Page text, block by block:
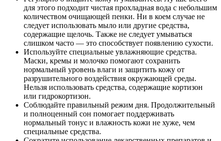
для этого подходит чистая прохладная вода с небольшим
количеством очищающей пенки. Ни в коем случае не
следует использовать мыло или другие средства,
содержащие щелочь. Также не следует умываться
слишком часто — это способствует появлению сухости.
Используйте специальные увлажняющие средства.
Маски, кремы и молочко помогают сохранить
нормальный уровень влаги и защитить кожу от
разрушительного воздействия окружающей среды.
Нельзя использовать средства, содержащие кортизон
или гидрокортизон.
Соблюдайте правильный режим дня. Продолжительный
и полноценный сон помогает поддерживать
нормальный тонус и влажность кожи не хуже, чем
специальные средства.